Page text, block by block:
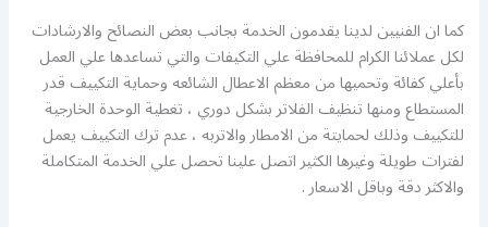
كما ان الفنيين لدينا يقدمون الخدمة بجانب بعض النصائح والارشادات
لكل عملائنا الكرام للمحافظة علي التكيفات والتي تساعدها علي العمل
بأعلي كفائة وتحميها من معظم الاعطال الشائعه وحماية التكييف قدر
المستطاع ومنها تنظيف الفلاتر بشكل دوري ، تغطية الوحدة الخارجية
للتكييف وذلك لحمايتة من الامطار والاتربه ، عدم ترك التكييف يعمل
لفترات طويلة وغيرها الكثير اتصل علينا تحصل علي الخدمة المتكاملة
والاكثر دقة وباقل الاسعار .